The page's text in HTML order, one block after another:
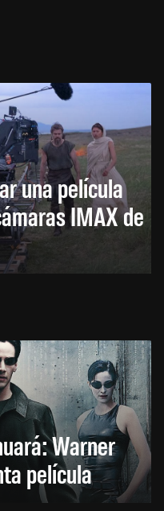
una película
IMAX de
Warner
película